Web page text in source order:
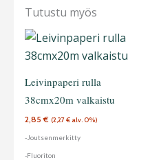
Tutustu myös
Leivinpaperi rulla
38cmx20m valkaistu
2,85€ (2,27€ alv. 0%)
-Joutsenmerkitty
-Fluoriton